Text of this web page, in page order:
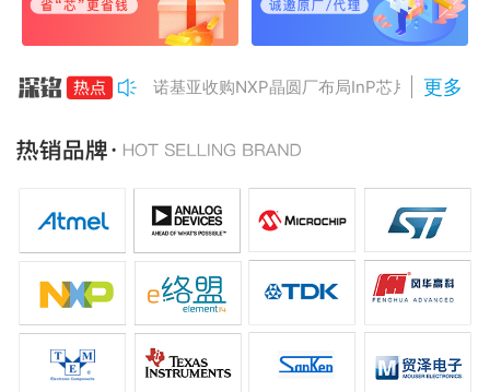
诺基亚收购NXP晶圆厂布局InP芯片
Anthropic组建AI芯片团队
AMD二季度营收增50%，数据中心业务将翻倍
更多